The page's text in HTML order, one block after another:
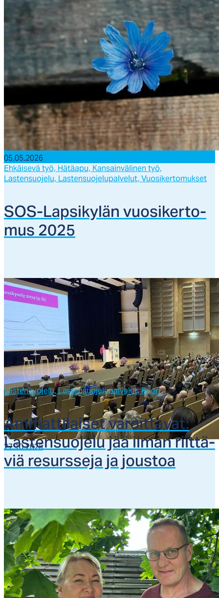
05.05.2026
Ehkäisevä työ, Hätäapu, Kansainvälinen työ,
Lastensuojelu, Lastensuojelupalvelut, Vuosikertomukset
SOS-Lap­si­ky­län vuo­si­ker­to­
mus 2025
27.10.2025
Lastensuojelu,Lastensuojelupalvelut,Ruori
Am­mat­ti­lai­set va­roit­ta­vat:
Las­ten­suo­je­lu jää il­man riit­tä­
viä re­surs­se­ja ja jous­toa